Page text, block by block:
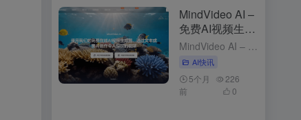
MindVideo AI –
免费AI视频生成
工具，支持图、
文生视频
MindVideo AI – 免费AI视频生成工具，支持图、文生视频 4个月前发布 MindVideo AI是什么 MindVideo AI 是先进的免费在线 ，支持和功能。用户只需输入文字描述或上传...
AI快讯
5个月
前
226
0